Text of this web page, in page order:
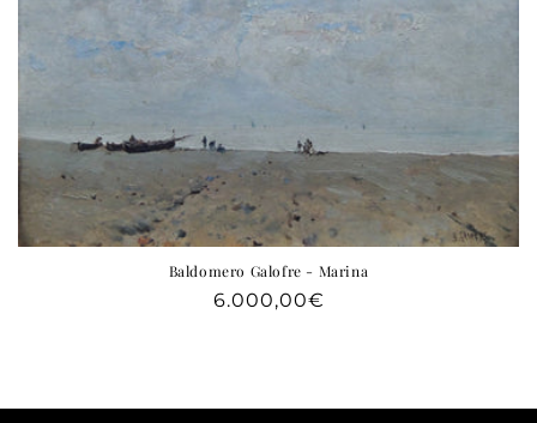
Baldomero Galofre - Marina
Precio
6.000,00€